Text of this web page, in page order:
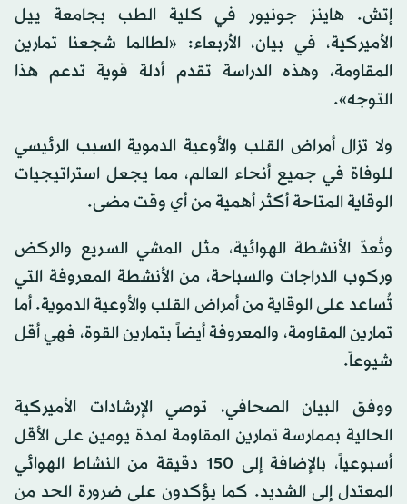
إتش. هاينز جونيور في كلية الطب بجامعة ييل
الأميركية، في بيان، الأربعاء: «لطالما شجعنا تمارين
المقاومة، وهذه الدراسة تقدم أدلة قوية تدعم هذا
التوجه».
ولا تزال أمراض القلب والأوعية الدموية السبب الرئيسي
للوفاة في جميع أنحاء العالم، مما يجعل استراتيجيات
الوقاية المتاحة أكثر أهمية من أي وقت مضى.
وتُعدّ الأنشطة الهوائية، مثل المشي السريع والركض
وركوب الدراجات والسباحة، من الأنشطة المعروفة التي
تُساعد على الوقاية من أمراض القلب والأوعية الدموية. أما
تمارين المقاومة، والمعروفة أيضاً بتمارين القوة، فهي أقل
شيوعاً.
ووفق البيان الصحافي، توصي الإرشادات الأميركية
الحالية بممارسة تمارين المقاومة لمدة يومين على الأقل
أسبوعياً، بالإضافة إلى 150 دقيقة من النشاط الهوائي
المعتدل إلى الشديد. كما يؤكدون على ضرورة الحد من